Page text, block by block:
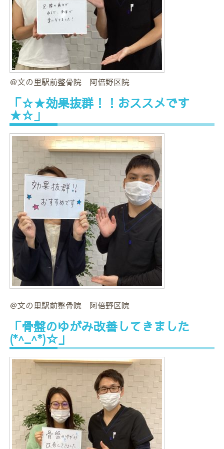
＠文の里駅前整骨院 阿倍野区院
「☆★効果抜群！！おススメです
★☆」
＠文の里駅前整骨院 阿倍野区院
「骨盤のゆがみ改善してきました
(*^_^*)☆」